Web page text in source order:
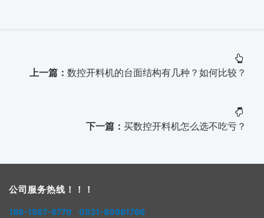
上一篇： 数控开料机的台面结构有几种？如何比较？
下一篇： 买数控开料机怎么选不吃亏？
公司服务热线！！！
186-1567-9770 0531-80981766